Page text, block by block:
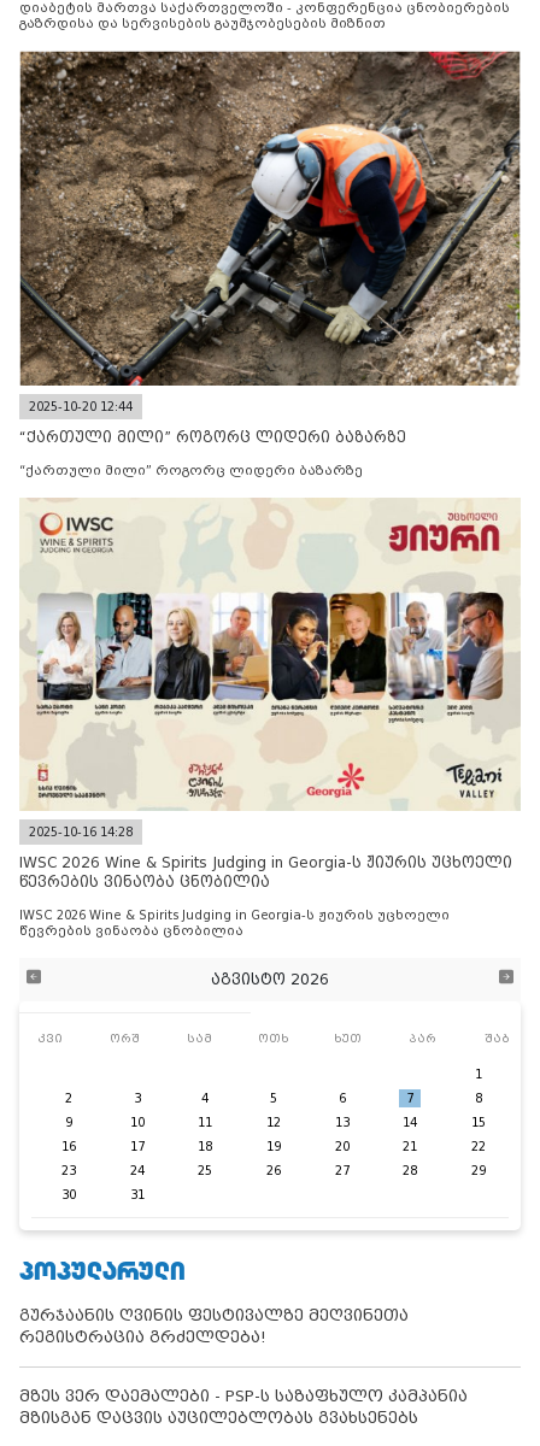
დიაბეტის მართვა საქართველოში - კონფერენცია ცნობიერების
გაზრდისა და სერვისების გაუმჯობესების მიზნით
2025-10-20 12:44
“ქართული მილი” როგორც ლიდერი ბაზარზე
“ქართული მილი” როგორც ლიდერი ბაზარზე
2025-10-16 14:28
IWSC 2026 Wine & Spirits Judging in Georgia-ს ჟიურის უცხოელი
წევრების ვინაობა ცნობილია
IWSC 2026 Wine & Spirits Judging in Georgia-ს ჟიურის უცხოელი
წევრების ვინაობა ცნობილია
აგვისტო 2026
კვი ორშ სამ ოთხ ხუთ პარ შაბ
1
2
3 4 5 6 7
8
9
10 11 12 13 14
15
16
17 18 19 20 21
22
23
24 25 26 27 28
29
30
31
ᲞᲝᲞᲣᲚᲐᲠᲣᲚᲘ
გურჯაანის ღვინის ფესტივალზე მეღვინეთა
რეგისტრაცია გრძელდება!
მზეს ვერ დაემალები - PSP-ს საზაფხულო კამპანია
მზისგან დაცვის აუცილებლობას გვახსენებს